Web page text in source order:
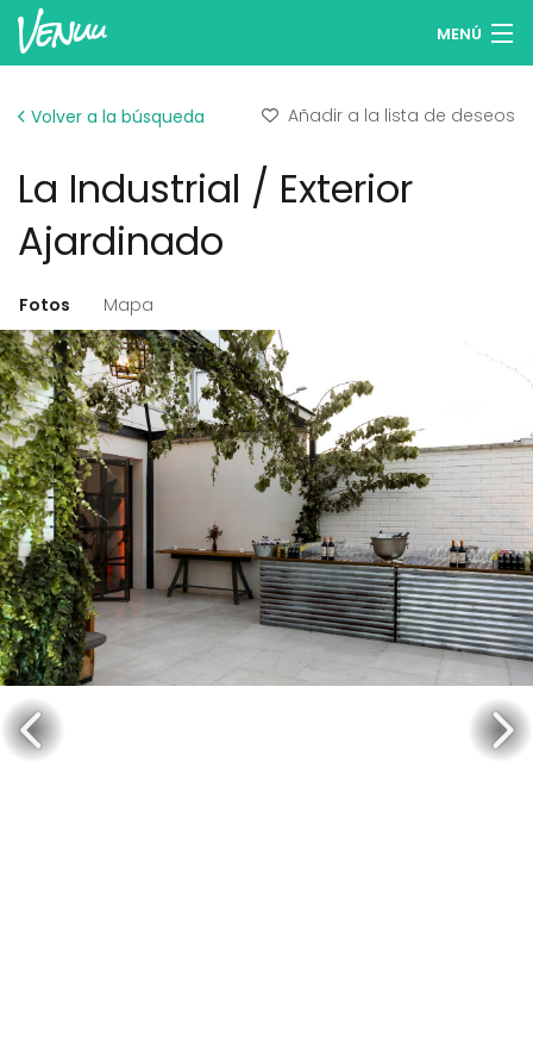
MENÚ
Iniciar sesión
Volver a la búsqueda Añadir a la lista de deseos
La Industrial / Exterior
Ajardinado
Fotos Mapa